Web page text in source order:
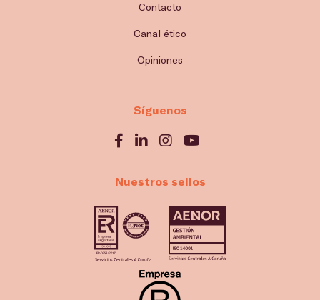
Contacto
Canal ético
Opiniones
Síguenos
Nuestros sellos